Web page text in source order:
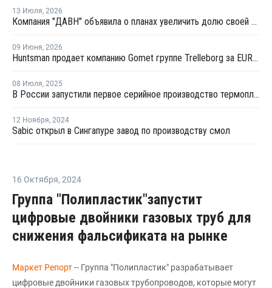
13 Июля, 2026
Компания "ДАВН" объявила о планах увеличить долю своей полимерной продукции в России
09 Июня, 2026
Huntsman продает компанию Gomet группе Trelleborg за EUR42,5 млн
08 Июля, 2025
В России запустили первое серийное производство термопластичных композитов
12 Ноября, 2024
Sabic открыл в Сингапуре завод по производству смол
16 Октября, 2024
Группа "Полипластик"запустит
цифровые двойники газовых труб для
снижения фальсификата на рынке
Маркет Репорт-- Группа "Полипластик" разрабатывает
цифровые двойники газовых трубопроводов, которые могут